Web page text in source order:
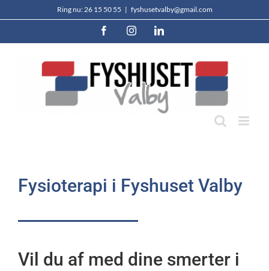
to
Ring nu: 26 15 50 55 | fyshusetvalby@gmail.com
FacebookInstagramLinkedIn
Fysioterapi i Fyshuset Valby
Vil du af med dine smerter i